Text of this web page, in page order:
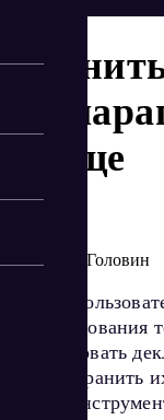
проще
Артур Головин
Теперь
декларирования
группировать
удобно хранить
новый